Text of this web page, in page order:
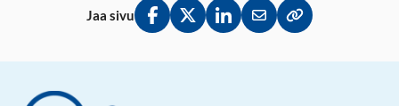
Jaa sivu
Jaa Facebookissa
Jaa Twitterissä
Jaa LinkedInissä
Jaa sähköpostitse
Kopioi linkki